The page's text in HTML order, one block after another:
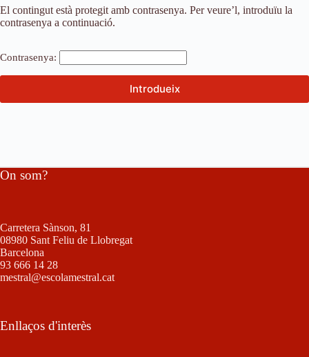
El contingut està protegit amb contrasenya. Per veure’l, introduïu la
contrasenya a continuació.
Contrasenya:
On som?
Carretera Sànson, 81
08980 Sant Feliu de Llobregat
Barcelona
93 666 14 28
mestral@escolamestral.cat
Enllaços d'interès